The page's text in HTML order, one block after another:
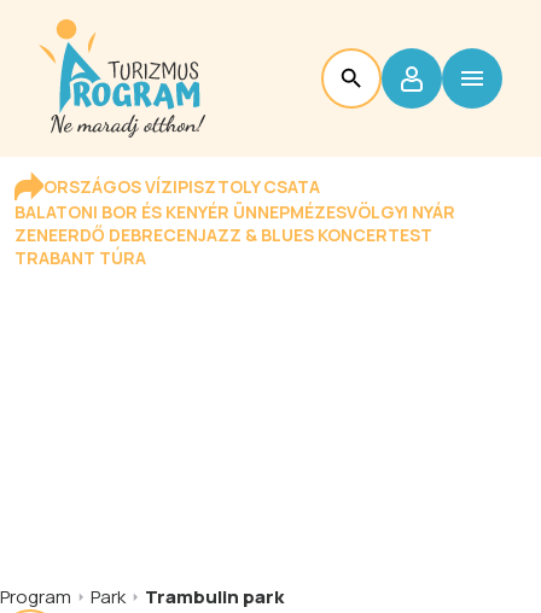
ORSZÁGOS VÍZIPISZTOLY CSATA
BALATONI BOR ÉS KENYÉR ÜNNEPMÉZESVÖLGYI NYÁR
ZENEERDŐ DEBRECENJAZZ & BLUES KONCERTEST
TRABANT TÚRA
Program Park Trambulin park